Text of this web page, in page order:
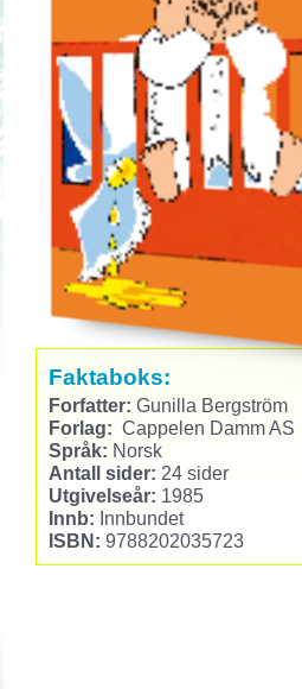
Faktaboks:
Forfatter: Gunilla Bergström
Forlag: Cappelen Damm AS
Språk: Norsk
Antall sider: 24 sider
Utgivelseår: 1985
Innb: Innbundet
ISBN: 9788202035723